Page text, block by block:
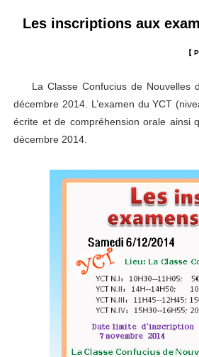
Les inscriptions aux
【
La Classe Confucius de Nouvelles
décembre 2014. L’examen du YCT
écrite et de compréhension orale ainsi
décembre 2014.